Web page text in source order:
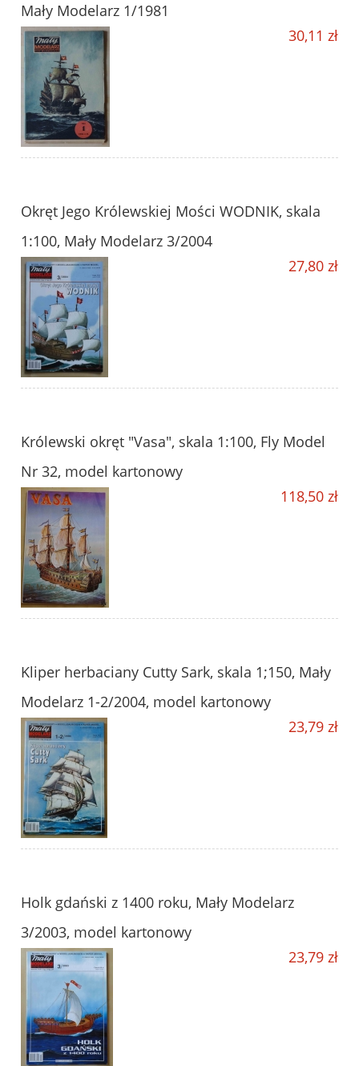
Mały Modelarz 1/1981
30,11 zł
Okręt Jego Królewskiej Mości WODNIK, skala
1:100, Mały Modelarz 3/2004
27,80 zł
Królewski okręt "Vasa", skala 1:100, Fly Model
Nr 32, model kartonowy
118,50 zł
Kliper herbaciany Cutty Sark, skala 1;150, Mały
Modelarz 1-2/2004, model kartonowy
23,79 zł
Holk gdański z 1400 roku, Mały Modelarz
3/2003, model kartonowy
23,79 zł